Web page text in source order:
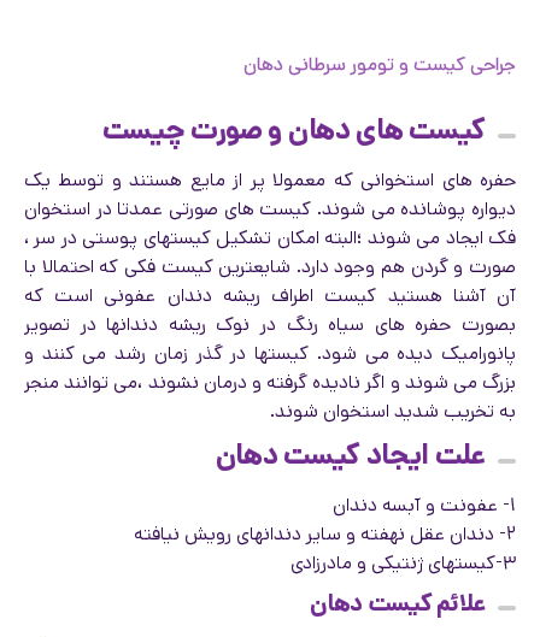
جراحی کیست و تومور سرطانی دهان
کیست های دهان و صورت چیست
حفره های استخوانی که معمولا پر از مایع هستند و توسط یک
دیواره پوشانده می شوند. کیست های صورتی عمدتا در استخوان
فک ایجاد می شوند ؛البته امکان تشکیل کیستهای پوستی در سر ،
صورت و گردن هم وجود دارد. شایعترین کیست فکی که احتمالا با
آن آشنا هستید کیست اطراف ریشه دندان عفونی است که
بصورت حفره های سیاه رنگ در نوک ریشه دندانها در تصویر
پانورامیک دیده می شود. کیستها در گذر زمان رشد می کنند و
بزرگ می شوند و اگر نادیده گرفته و درمان نشوند ،می توانند منجر
به تخریب شدید استخوان شوند.
علت ایجاد کیست دهان
۱- عفونت و آبسه دندان
۲- دندان عقل نهفته و سایر دندانهای رویش نیافته
۳-کیستهای ژنتیکی و مادرزادی
علائم کیست دهان